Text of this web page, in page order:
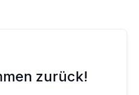
zurück!